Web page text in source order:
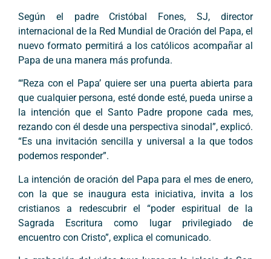
Según el padre Cristóbal Fones, SJ, director
internacional de la Red Mundial de Oración del Papa, el
nuevo formato permitirá a los católicos acompañar al
Papa de una manera más profunda.
“‘Reza con el Papa’ quiere ser una puerta abierta para
que cualquier persona, esté donde esté, pueda unirse a
la intención que el Santo Padre propone cada mes,
rezando con él desde una perspectiva sinodal”, explicó.
“Es una invitación sencilla y universal a la que todos
podemos responder”.
La intención de oración del Papa para el mes de enero,
con la que se inaugura esta iniciativa, invita a los
cristianos a redescubrir el “poder espiritual de la
Sagrada Escritura como lugar privilegiado de
encuentro con Cristo”, explica el comunicado.